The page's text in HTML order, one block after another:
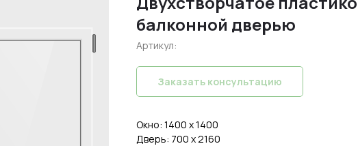
балконной дверью
Артикул:
Заказать консультацию
Окно: 1400 x 1400
Дверь: 700 x 2160